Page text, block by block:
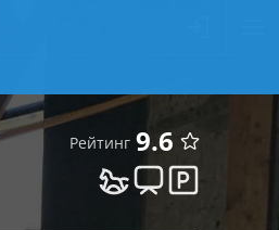
Рейтинг 9.6